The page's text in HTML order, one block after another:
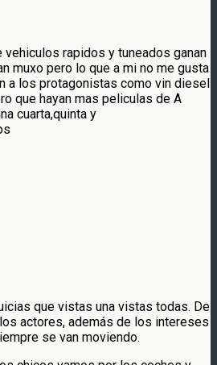
rapidos y tuneados ganan
muxo pero lo que a mi no me gusta
a los protagonistas como vin diesel
que hayan mas peliculas de A
cuarta,quinta y
que vistas una vistas todas. De
actores, además de los intereses
se van moviendo.